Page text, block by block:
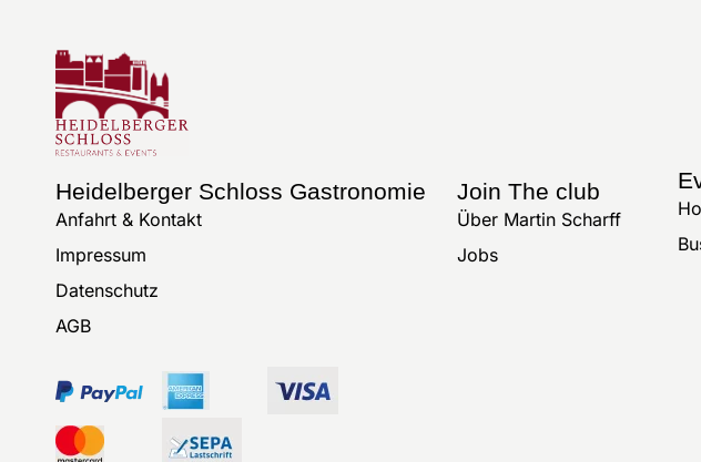
Heidelberger Schloss Gastronomie
Anfahrt & Kontakt
Impressum
Datenschutz
AGB
Join The club
Über Martin Scharff
Jobs